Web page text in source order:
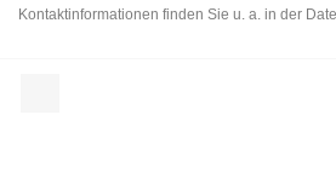
Kontaktinformationen finden Sie u. a. in der